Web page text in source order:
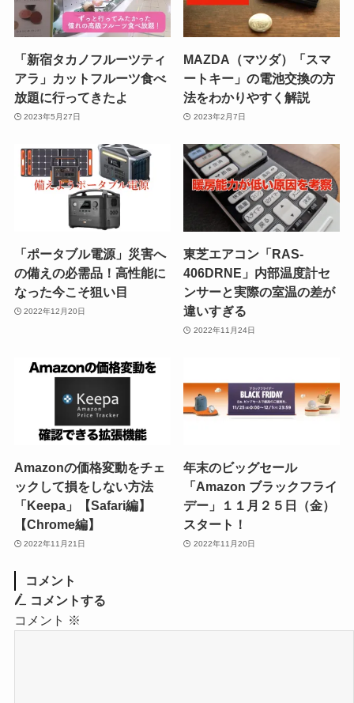
「新宿タカノフルーツティ
アラ」カットフルーツ食べ
放題に行ってきたよ
2023年5月27日
MAZDA（マツダ）「スマ
ートキー」の電池交換の方
法をわかりやすく解説
2023年2月7日
「ポータブル電源」災害へ
の備えの必需品！高性能に
なった今こそ狙い目
2022年12月20日
東芝エアコン「RAS-
406DRNE」内部温度計セ
ンサーと実際の室温の差が
違いすぎる
2022年11月24日
Amazonの価格変動をチェ
ックして損をしない方法
「Keepa」【Safari編】
【Chrome編】
2022年11月21日
年末のビッグセール
「Amazon ブラックフライ
デー」１１月２５日（金）
スタート！
2022年11月20日
コメント
コメントする
コメント ※